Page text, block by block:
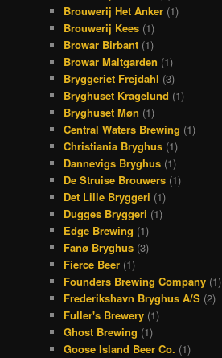
Brouwerij Het Anker (1)
Brouwerij Kees (1)
Browar Birbant (1)
Browar Maltgarden (1)
Bryggeriet Frejdahl (3)
Bryghuset Kragelund (1)
Bryghuset Møn (1)
Central Waters Brewing (1)
Christiania Bryghus (1)
Dannevigs Bryghus (1)
De Struise Brouwers (1)
Det Lille Bryggeri (1)
Dugges Bryggeri (1)
Edge Brewing (1)
Fanø Bryghus (3)
Fierce Beer (1)
Founders Brewing Company (1)
Frederikshavn Bryghus A/S (2)
Fuller's Brewery (1)
Ghost Brewing (1)
Goose Island Beer Co. (1)